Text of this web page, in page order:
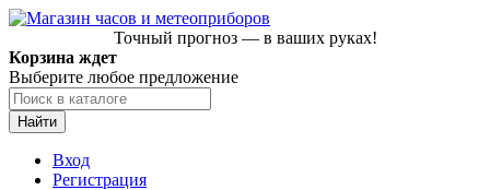
Точный прогноз — в ваших руках!
Корзина ждет
Выберите любое предложение
Найти
Вход
Регистрация